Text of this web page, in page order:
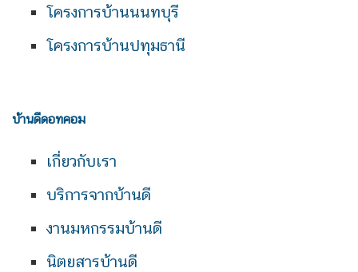
โครงการบ้านนนทบุรี
โครงการบ้านปทุมธานี
บ้านดีดอทคอม
เกี่ยวกับเรา
บริการจากบ้านดี
งานมหกรรมบ้านดี
นิตยสารบ้านดี